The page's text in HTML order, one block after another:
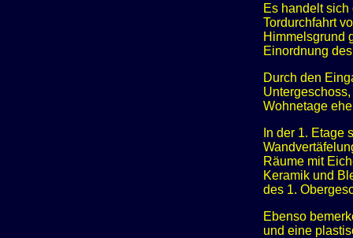
Es handelt
Tordurchfahrt
Himmelsgrund
Einordnung
Durch den
Wohnetage
In der 1. Etage
Räume mit
Keramik und
des 1.
Ebenso
und eine